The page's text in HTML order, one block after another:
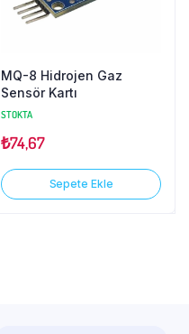
MQ-8 Hidrojen Gaz
Sensör Kartı
STOKTA
₺74,67
Sepete Ekle